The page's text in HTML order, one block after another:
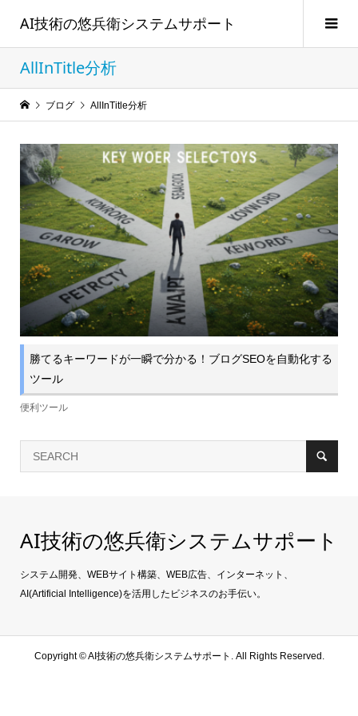
AI技術の悠兵衛システムサポート
AllInTitle分析
ブログ AllInTitle分析
勝てるキーワードが一瞬で分かる！ブログSEOを自動化する
ツール
便利ツール
AI技術の悠兵衛システムサポート
システム開発、WEBサイト構築、WEB広告、インターネット、
AI(Artificial Intelligence)を活用したビジネスのお手伝い。
Copyright ©AI技術の悠兵衛システムサポート. All Rights Reserved.